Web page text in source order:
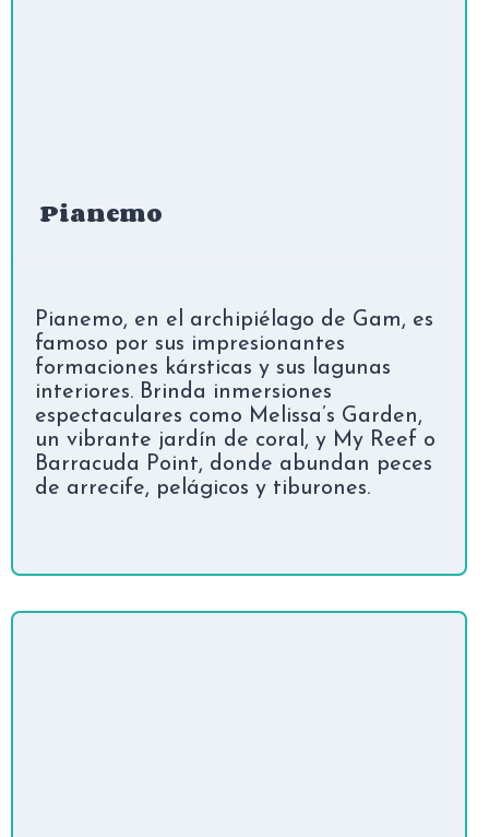
Pianemo
Pianemo, en el archipiélago de Gam, es
famoso por sus impresionantes
formaciones kársticas y sus lagunas
interiores. Brinda inmersiones
espectaculares como Melissa’s Garden,
un vibrante jardín de coral, y My Reef o
Barracuda Point, donde abundan peces
de arrecife, pelágicos y tiburones.